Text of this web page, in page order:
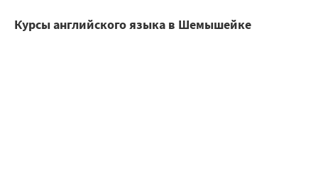
Курсы английского языка в Шемышейке